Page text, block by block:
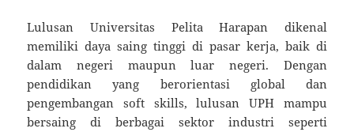
Lulusan Universitas Pelita Harapan dikenal
memiliki daya saing tinggi di pasar kerja, baik di
dalam negeri maupun luar negeri. Dengan
pendidikan yang berorientasi global dan
pengembangan soft skills, lulusan UPH mampu
bersaing di berbagai sektor industri seperti